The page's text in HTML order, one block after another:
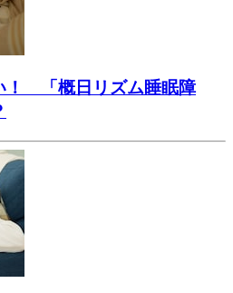
！ 「概日リズム睡眠障